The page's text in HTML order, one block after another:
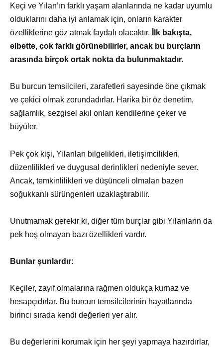
Keçi ve Yılan’ın farklı yaşam alanlarında ne kadar uyumlu
olduklarını daha iyi anlamak için, onların karakter
özelliklerine göz atmak faydalı olacaktır.
İlk bakışta,
elbette, çok farklı görünebilirler, ancak bu burçların
arasında birçok ortak nokta da bulunmaktadır.
Bu burcun temsilcileri, zarafetleri sayesinde öne çıkmak
ve çekici olmak zorundadırlar. Harika bir öz denetim,
sağlamlık, sezgisel akıl onları kendilerine çeker ve
büyüler.
Pek çok kişi, Yılanları bilgelikleri, iletişimcilikleri,
düzenlilikleri ve duygusal derinlikleri nedeniyle sever.
Ancak, temkinlilikleri ve düşünceli olmaları bazen
soğukkanlı sürüngenleri uzaklaştırabilir.
Unutmamak gerekir ki, diğer tüm burçlar gibi Yılanların da
pek hoş olmayan bazı özellikleri vardır.
Bunlar şunlardır:
Keçiler, zayıf olmalarına rağmen oldukça kurnaz ve
hesapçıdırlar. Bu burcun temsilcilerinin hayatlarında
birinci sırada kendi değerleri yer alır.
Bu değerlerini korumak için her şeyi yapmaya hazırdırlar,